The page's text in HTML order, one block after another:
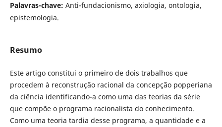
Palavras-chave: Anti-fundacionismo, axiologia, ontologia,
epistemologia.
Resumo
Este artigo constitui o primeiro de dois trabalhos que
procedem à reconstrução racional da concepção popperiana
da ciência identificando-a como uma das teorias da série
que compõe o programa racionalista do conhecimento.
Como uma teoria tardia desse programa, a quantidade e a